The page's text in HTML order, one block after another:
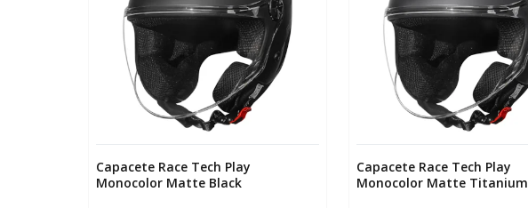
Capacete Race Tech Play
Monocolor Matte Black
Capacete Race Tech Play
Monocolor Matte Titanium